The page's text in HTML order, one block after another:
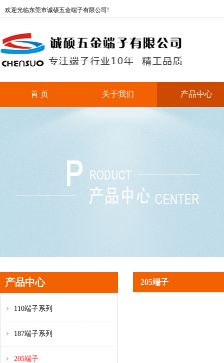
欢迎光临东莞市诚硕五金端子有限公司!
首 页 关于我们 产品中心
产品中心
110端子系列
187端子系列
205端子
205端子